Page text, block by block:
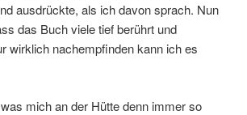
ausdrückte, als ich davon sprach. Nun
das Buch viele tief berührt und
wirklich nachempfinden kann ich es
mich an der Hütte denn immer so